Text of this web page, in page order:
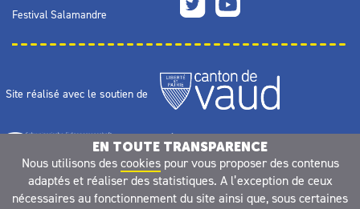
Festival Salamandre
Site réalisé avec le soutien de
EN TOUTE TRANSPARENCE
Nous utilisons des cookiespour vous proposer des contenus
adaptés et réaliser des statistiques. A l’exception de ceux
nécessaires au fonctionnement du site ainsi que, sous certaines